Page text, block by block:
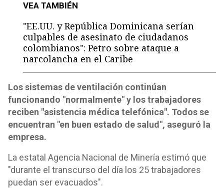
VEA TAMBIÉN
"EE.UU. y República Dominicana serían
culpables de asesinato de ciudadanos
colombianos": Petro sobre ataque a
narcolancha en el Caribe
Los sistemas de ventilación continúan
funcionando "normalmente" y los trabajadores
reciben "asistencia médica telefónica". Todos se
encuentran "en buen estado de salud", aseguró la
empresa.
La estatal Agencia Nacional de Minería estimó que
"durante el transcurso del día los 25 trabajadores
puedan ser evacuados".